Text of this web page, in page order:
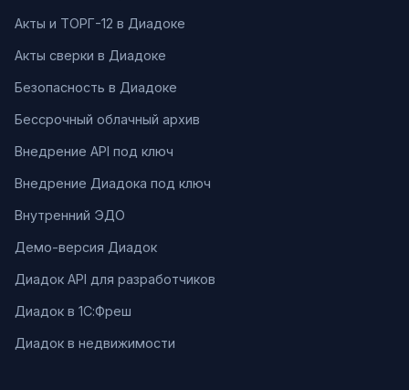
Акты и ТОРГ-12 в Диадоке
Акты сверки в Диадоке
Безопасность в Диадоке
Бессрочный облачный архив
Внедрение API под ключ
Внедрение Диадока под ключ
Внутренний ЭДО
Демо-версия Диадок
Диадок API для разработчиков
Диадок в 1С:Фреш
Диадок в недвижимости